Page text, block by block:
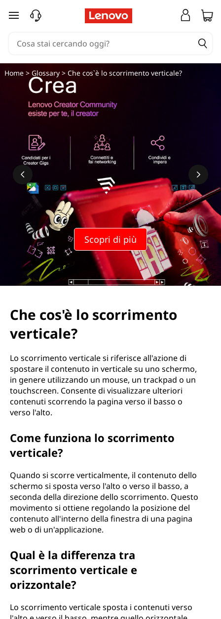
passa a contenuto principale
Scopri di più
Home> Glossary> Che cos`è lo scorrimento verticale?
Che cos'è lo scorrimento
verticale?
Lo scorrimento verticale si riferisce all'azione di
spostare il contenuto in verticale su uno schermo,
in genere utilizzando un mouse, un trackpad o un
touchscreen. Consente di visualizzare ulteriori
contenuti scorrendo la pagina verso il basso o
verso l'alto.
Come funziona lo scorrimento
verticale?
Quando si scorre verticalmente, il contenuto dello
schermo si sposta verso l'alto o verso il basso, a
seconda della direzione dello scorrimento. Questo
movimento si ottiene regolando la posizione del
contenuto all'interno della finestra di una pagina
web o di un'applicazione.
Qual è la differenza tra
scorrimento verticale e
orizzontale?
Lo scorrimento verticale sposta i contenuti verso